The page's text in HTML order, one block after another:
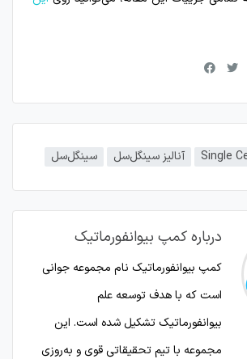
Single آنالیز سینگل‌سل سینگل‌سل
درباره کمپ بیوانفورماتیک
کمپ بیوانفورماتیک نام مجموعه جوانی
است که با هدف توسعه علم‌
بیوانفورماتیک تشکیل شده است. این
مجموعه با تیم تحقیقاتی قوی و به‌روزی